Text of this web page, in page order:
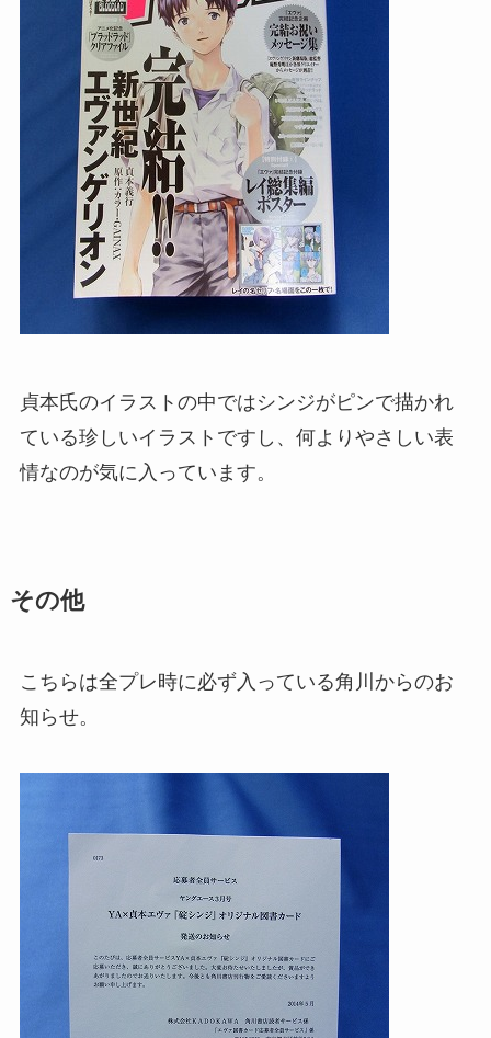
貞本氏のイラストの中ではシンジがピンで描かれ
ている珍しいイラストですし、何よりやさしい表
情なのが気に入っています。
その他
こちらは全プレ時に必ず入っている角川からのお
知らせ。